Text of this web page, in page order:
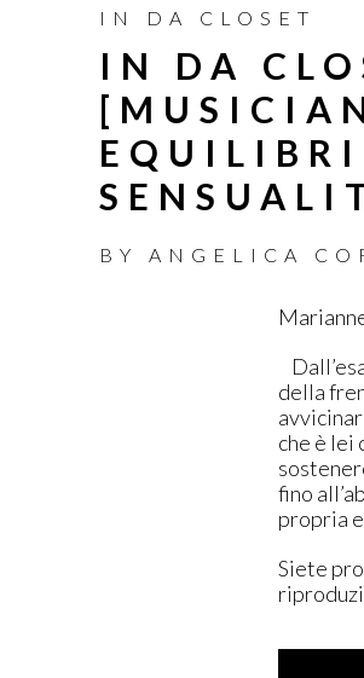
IN DA CLOSET
IN DA
BY ANGELICA
della
che è lei
fino
propria
Siete